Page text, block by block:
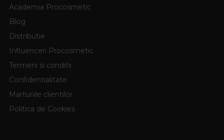
Academia Procosmetic
Blog
Distributie
Influenceri Procosmetic
Termeni si conditii
Confidentialitate
Marturiile clientilor
Politica de Cookies